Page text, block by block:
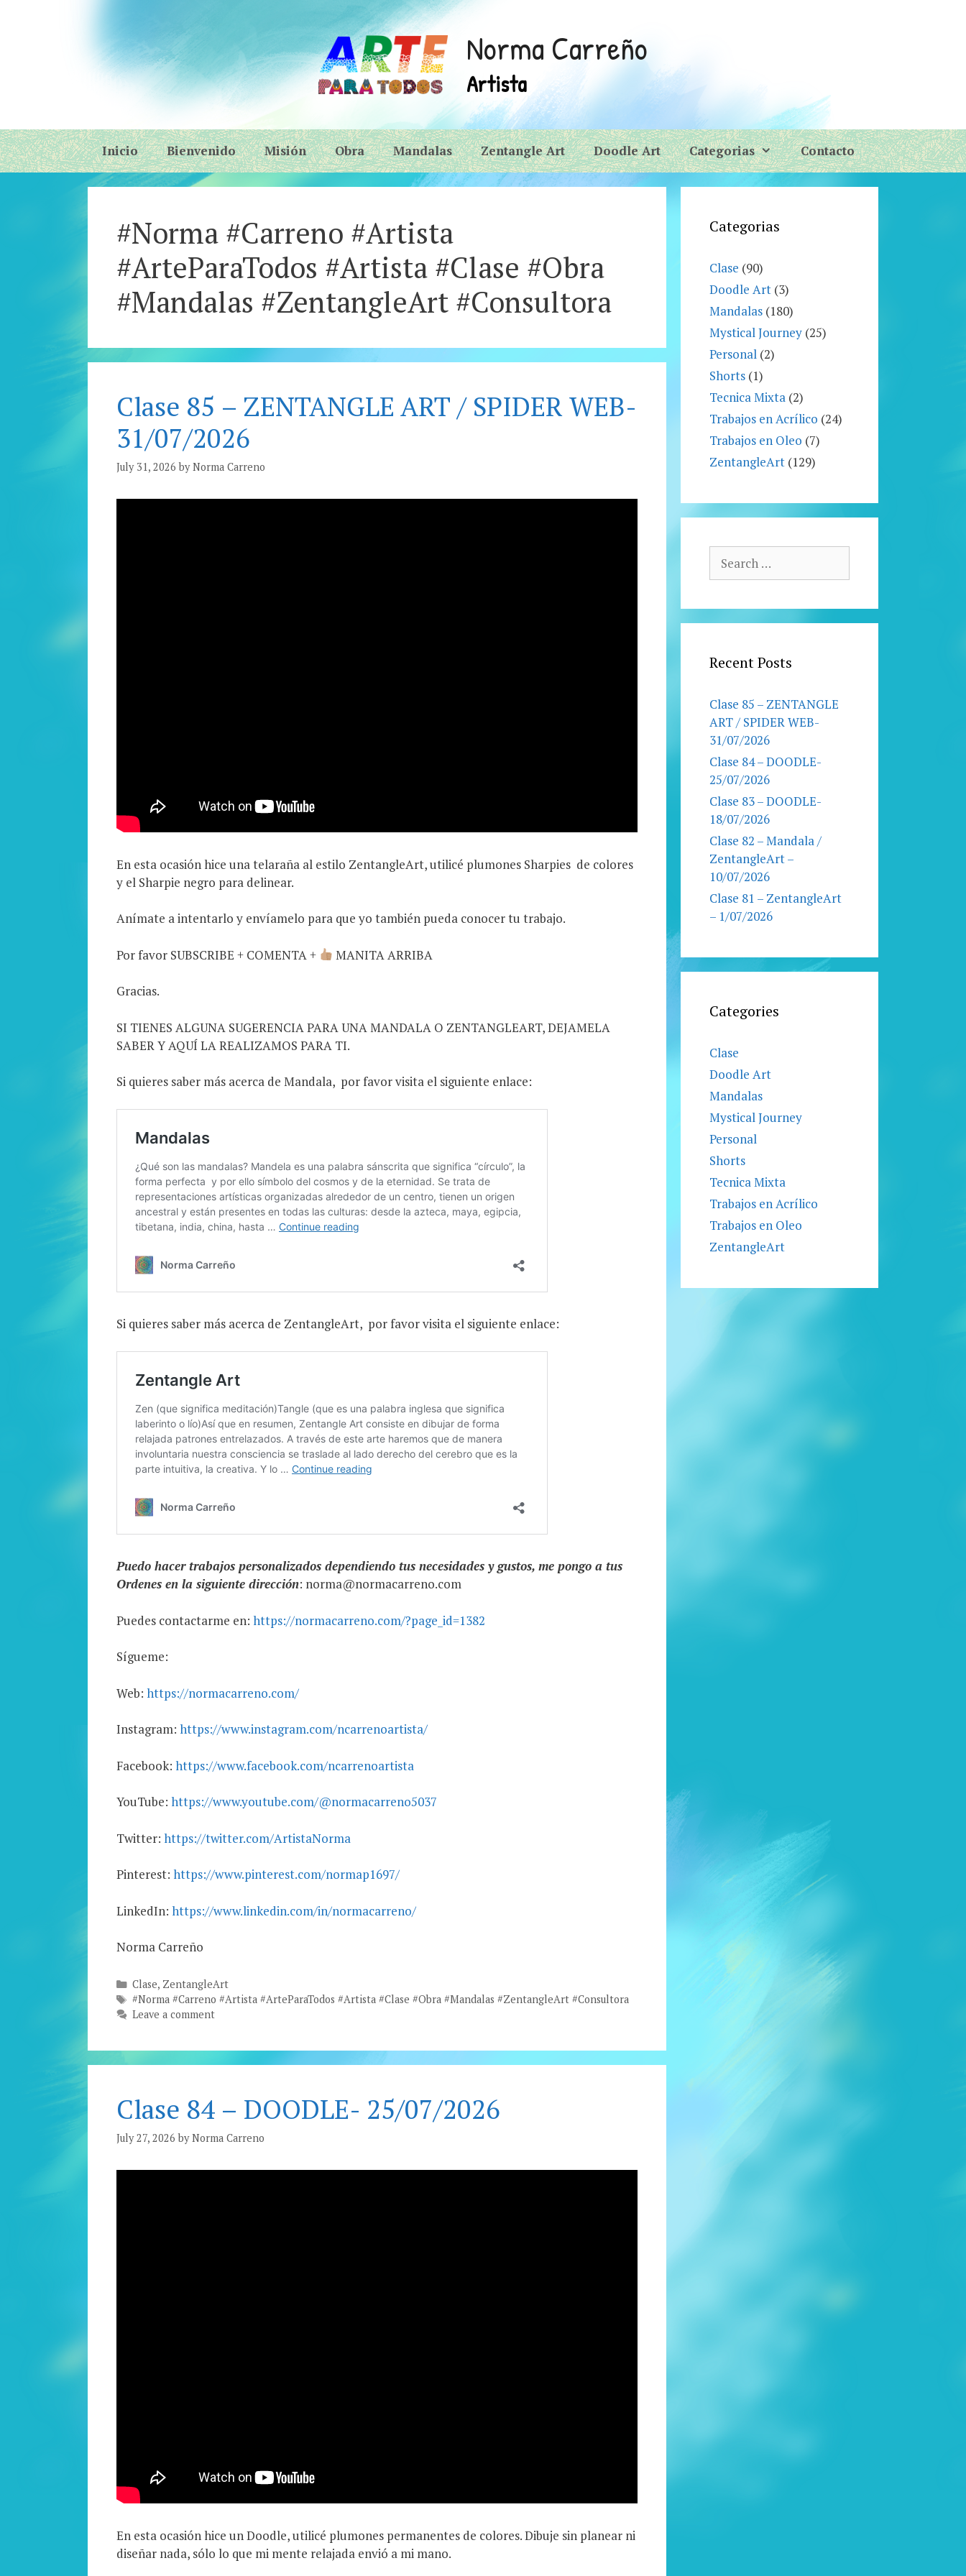
Norma Carreño
Artista
Inicio Bienvenido Misión Obra Mandalas Zentangle Art Doodle Art Categorias Contacto
#Norma #Carreno #Artista
#ArteParaTodos #Artista #Clase #Obra
#Mandalas #ZentangleArt #Consultora
Clase 85 – ZENTANGLE ART / SPIDER WEB-
31/07/2026
July 31, 2026 byNorma Carreno
En esta ocasión hice una telaraña al estilo ZentangleArt, utilicé plumones Sharpies de colores
y el Sharpie negro para delinear.
Anímate a intentarlo y envíamelo para que yo también pueda conocer tu trabajo.
Por favor SUBSCRIBE + COMENTA + MANITA ARRIBA
Gracias.
SI TIENES ALGUNA SUGERENCIA PARA UNA MANDALA O ZENTANGLEART, DEJAMELA
SABER Y AQUÍ LA REALIZAMOS PARA TI.
Si quieres saber más acerca de Mandala, por favor visita el siguiente enlace:
Si quieres saber más acerca de ZentangleArt, por favor visita el siguiente enlace:
Puedo hacer trabajos personalizados dependiendo tus necesidades y gustos, me pongo a tus
Ordenes en la siguiente dirección: norma@normacarreno.com
Puedes contactarme en: https://normacarreno.com/?page_id=1382
Sígueme:
Web: https://normacarreno.com/
Instagram: https://www.instagram.com/ncarrenoartista/
Facebook: https://www.facebook.com/ncarrenoartista
YouTube: https://www.youtube.com/@normacarreno5037
Twitter: https://twitter.com/ArtistaNorma
Pinterest: https://www.pinterest.com/normap1697/
LinkedIn: https://www.linkedin.com/in/normacarreno/
Norma Carreño
Categories
Clase, ZentangleArt
Tags
#Norma #Carreno #Artista #ArteParaTodos #Artista #Clase #Obra #Mandalas #ZentangleArt #Consultora
Leave a comment
Clase 84 – DOODLE- 25/07/2026
July 27, 2026 byNorma Carreno
En esta ocasión hice un Doodle, utilicé plumones permanentes de colores. Dibuje sin planear ni
diseñar nada, sólo lo que mi mente relajada envió a mi mano.
Categorias
Clase (90)
Doodle Art (3)
Mandalas (180)
Mystical Journey (25)
Personal (2)
Shorts (1)
Tecnica Mixta (2)
Trabajos en Acrílico (24)
Trabajos en Oleo (7)
ZentangleArt (129)
for:
Recent Posts
Clase 85 – ZENTANGLE
ART / SPIDER WEB-
31/07/2026
Clase 84 – DOODLE-
25/07/2026
Clase 83 – DOODLE-
18/07/2026
Clase 82 – Mandala /
ZentangleArt –
10/07/2026
Clase 81 – ZentangleArt
– 1/07/2026
Categories
Clase
Doodle Art
Mandalas
Mystical Journey
Personal
Shorts
Tecnica Mixta
Trabajos en Acrílico
Trabajos en Oleo
ZentangleArt